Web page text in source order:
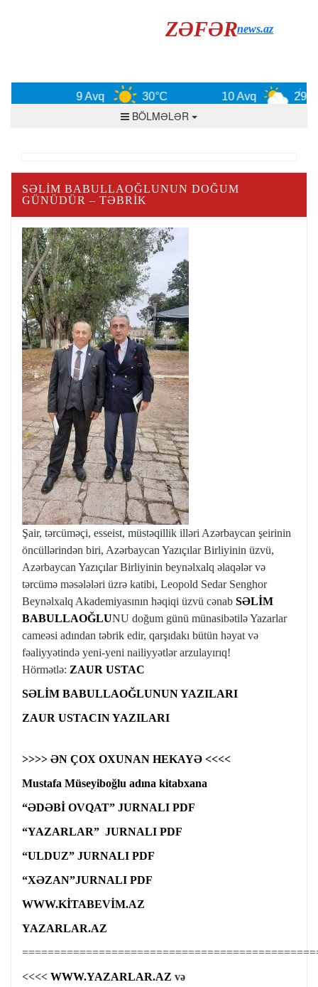
ZƏFƏRnews.az
9 Avq 30°C 10 Avq 29°C
BÖLMƏLƏR
SƏLIM BABULLAOĞLUNUN DOĞUM
GÜNÜDÜR – TƏBRIK
Şair, tərcüməçi, esseist, müstəqillik illəri Azərbaycan şeirinin
öncüllərindən biri, Azərbaycan Yazıçılar Birliyinin üzvü,
Azərbaycan Yazıçılar Birliyinin beynəlxalq əlaqələr və
tərcümə məsələləri üzrə katibi, Leopold Sedar Senghor
Beynəlxalq Akademiyasının həqiqi üzvü cənab SƏLİM
BABULLAOĞLUNU doğum günü münasibətilə Yazarlar
cameəsi adından təbrik edir, qarşıdakı bütün həyat və
fəaliyyətində yeni-yeni nailiyyətlər arzulayırıq!
Hörmətlə: ZAUR USTAC
SƏLİM BABULLAOĞLUNUN YAZILARI
ZAUR USTACIN YAZILARI
>>>> ƏN ÇOX OXUNAN HEKAYƏ <<<<
Mustafa Müseyiboğlu adına kitabxana
“ƏDƏBİ OVQAT” JURNALI PDF
“YAZARLAR” JURNALI PDF
“ULDUZ” JURNALI PDF
“XƏZAN”JURNALI PDF
WWW.KİTABEVİM.AZ
YAZARLAR.AZ
<<<< WWW.YAZARLAR.AZ və